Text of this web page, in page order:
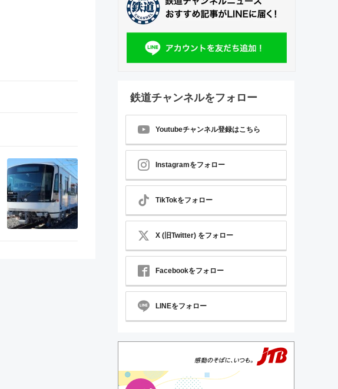
鉄道チャンネルをフォロー
Youtubeチャンネル登録はこちら
Instagramをフォロー
TikTokをフォロー
X (旧Twitter) をフォロー
Facebookをフォロー
LINEをフォロー